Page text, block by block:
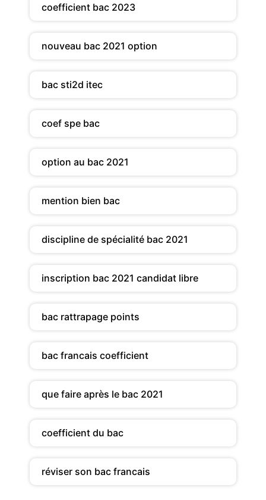
coefficient bac 2023
nouveau bac 2021 option
bac sti2d itec
coef spe bac
option au bac 2021
mention bien bac
discipline de spécialité bac 2021
inscription bac 2021 candidat libre
bac rattrapage points
bac francais coefficient
que faire après le bac 2021
coefficient du bac
réviser son bac francais